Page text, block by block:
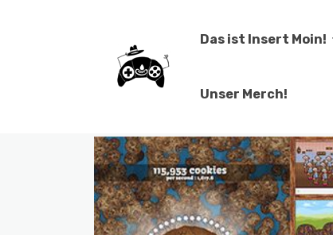
Das ist Insert Moin!
Unser Merch!